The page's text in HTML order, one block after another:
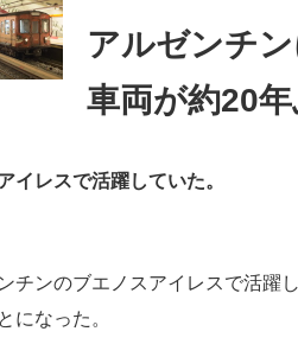
ンジニア向け専門サイト 企業向けIT
と気になるネットの話題
アルゼンチ
車両が約20
イレスで活躍していた。
チンのブエノスアイレスで活躍
になった。